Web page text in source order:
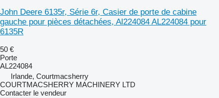
John Deere 6135r, Série 6r, Casier de porte de cabine
gauche pour pièces détachées, Al224084 AL224084 pour
6135R
50 €
Porte
AL224084
Irlande, Courtmacsherry
COURTMACSHERRY MACHINERY LTD
Contacter le vendeur